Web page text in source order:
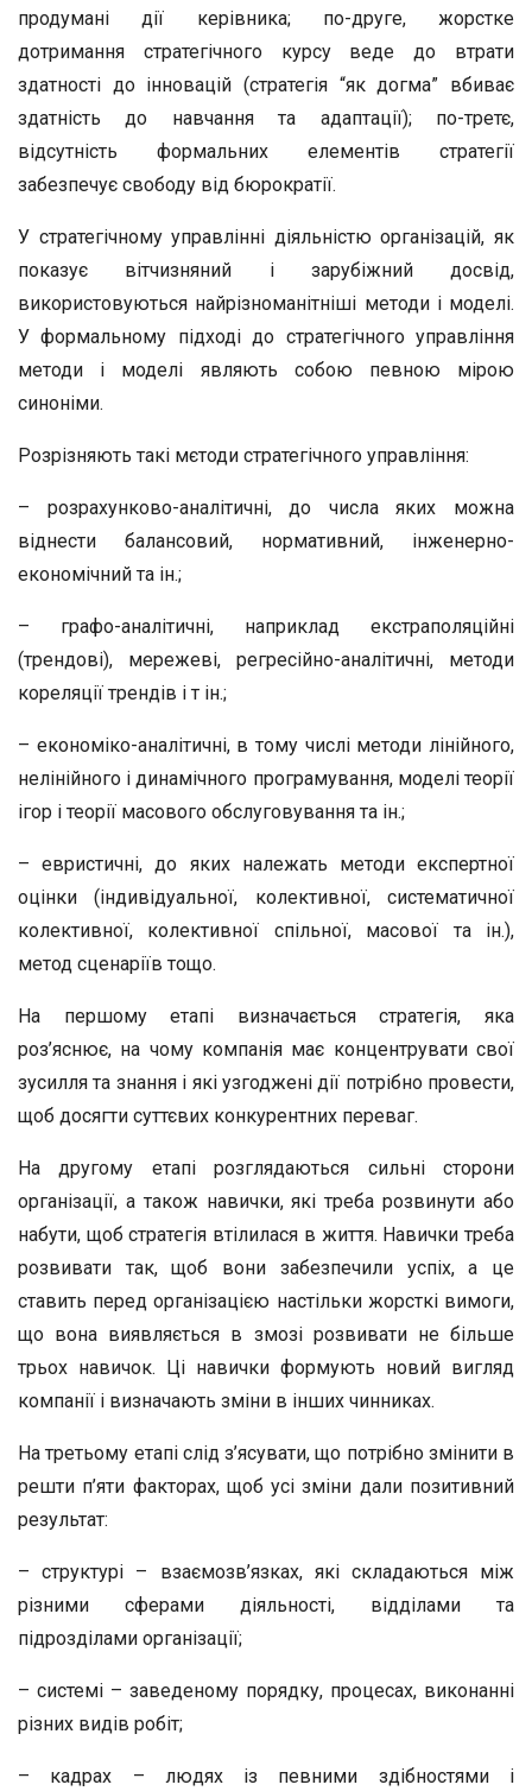
продумані дії керівника; по-друге, жорстке
дотримання стратегічного курсу веде до втрати
здатності до інновацій (стратегія “як догма” вбиває
здатність до навчання та адаптації); по-третє,
відсутність формальних елементів стратегії
забезпечує свободу від бюрократії.
У стратегічному управлінні діяльністю організацій, як
показує вітчизняний і зарубіжний досвід,
використовуються найрізноманітніші методи і моделі.
У формальному підході до стратегічного управління
методи і моделі являють собою певною мірою
синоніми.
Розрізняють такі мєтоди стратегічного управління:
– розрахунково-аналітичні, до числа яких можна
віднести балансовий, нормативний, інженерно-
економічний та ін.;
– графо-аналітичні, наприклад екстраполяційні
(трендові), мережеві, регресійно-аналітичні, методи
кореляції трендів і т ін.;
– економіко-аналітичні, в тому числі методи лінійного,
нелінійного і динамічного програмування, моделі теорії
ігор і теорії масового обслуговування та ін.;
– евристичні, до яких належать методи експертної
оцінки (індивідуальної, колективної, систематичної
колективної, колективної спільної, масової та ін.),
метод сценаріїв тощо.
На першому етапі визначається стратегія, яка
роз’яснює, на чому компанія має концентрувати свої
зусилля та знання і які узгоджені дії потрібно провести,
щоб досягти суттєвих конкурентних переваг.
На другому етапі розглядаються сильні сторони
організації, а також навички, які треба розвинути або
набути, щоб стратегія втілилася в життя. Навички треба
розвивати так, щоб вони забезпечили успіх, а це
ставить перед організацією настільки жорсткі вимоги,
що вона виявляється в змозі розвивати не більше
трьох навичок. Ці навички формують новий вигляд
компанії і визначають зміни в інших чинниках.
На третьому етапі слід з’ясувати, що потрібно змінити в
решти п’яти факторах, щоб усі зміни дали позитивний
результат:
– структурі – взаємозв’язках, які складаються між
різними сферами діяльності, відділами та
підрозділами організації;
– системі – заведеному порядку, процесах, виконанні
різних видів робіт;
– кадрах – людях із певними здібностями і